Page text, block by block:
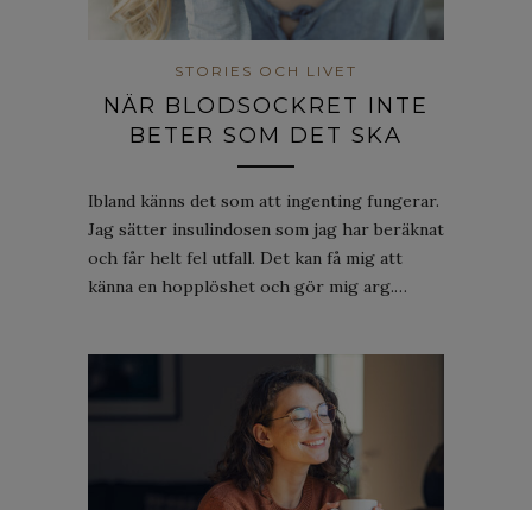
STORIES OCH LIVET
NÄR BLODSOCKRET INTE
BETER SOM DET SKA
Ibland känns det som att ingenting fungerar.
Jag sätter insulindosen som jag har beräknat
och får helt fel utfall. Det kan få mig att
känna en hopplöshet och gör mig arg.…